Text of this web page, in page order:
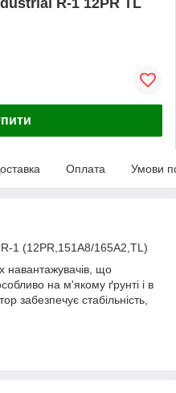
Оплата Умови
1 (12PR,151А8/165А2,TL)
навантажувачів, що
на м'якому ґрунті і в
забезпечує стабільність,